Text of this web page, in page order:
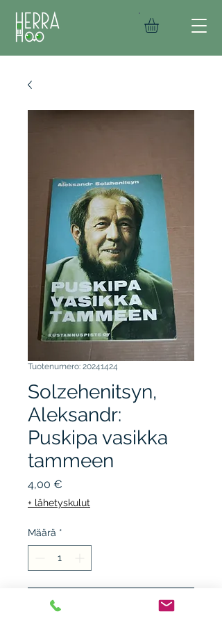
Tuotenumero: 20241424
Solzehenitsyn,
Aleksandr:
Puskipa vasikka
tammeen
4,00 €
+ lähetyskulut
Määrä *
Lisää ostoskärryyn